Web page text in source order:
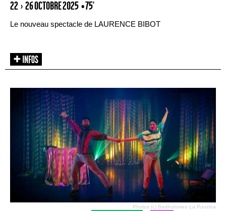
22 › 26 OCTOBRE 2025 • 75'
Le nouveau spectacle de LAURENCE BIBOT
Photos (c) Bartholomeo La Punzina